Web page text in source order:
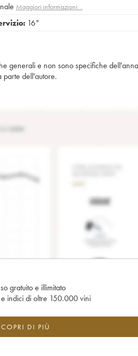
Maggiori informazioni…
16°
generali e non sono specifiche
parte dell'autore.
gratuito e illimitato
e indici di oltre 150.000 vini
DI PIÙ